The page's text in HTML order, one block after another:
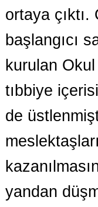
ortaya
başlangıcı
kurulan
tıbbiye
de
yandan